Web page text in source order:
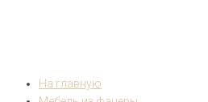
На главную